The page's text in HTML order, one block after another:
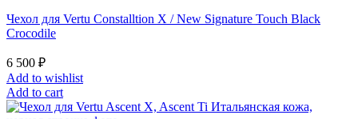
Чехол для Vertu Constalltion X / New Signature Touch Black
Crocodile
6 500 ₽
Add to wishlist
Add to cart